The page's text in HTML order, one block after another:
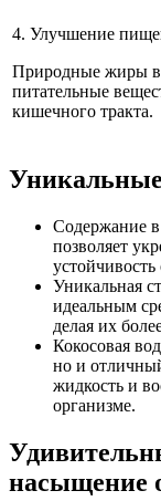
4. Улучшение
Природные жиры в
питательные
кишечного тракта.
Уникальные
Содержание
позволяет
Уникальная
идеальным
делая их
Кокосовая
но и
жидкость и
организме.
насыщение